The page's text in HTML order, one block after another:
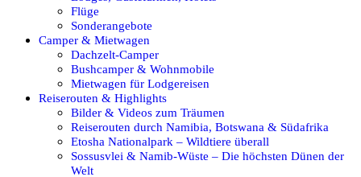
Flüge
Sonderangebote
Camper & Mietwagen
Dachzelt-Camper
Bushcamper & Wohnmobile
Mietwagen für Lodgereisen
Reiserouten & Highlights
Bilder & Videos zum Träumen
Reiserouten durch Namibia, Botswana & Südafrika
Etosha Nationalpark – Wildtiere überall
Sossusvlei & Namib-Wüste – Die höchsten Dünen der
Welt